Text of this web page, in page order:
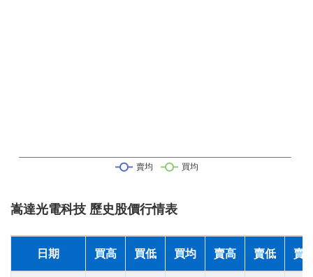
嵩達光電科技 歷史股價行情表
日期 買高 買低 買均 賣高 賣低 賣